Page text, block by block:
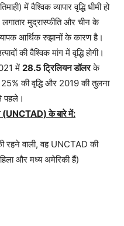
में वैश्विक व्यापार वृद्धि धीमी हो
मुद्रास्फीति और चीन के
आर्थिक रुझानों के कारण है।
की वैश्विक मांग में वृद्धि होगी।
में 28.5 ट्रिलियन डॉलरके
की वृद्धि और 2019 की तुलना
पहले।
(UNCTAD) के बारे में:
रहने वाली, वह UNCTAD की
और मध्य अमेरिकी हैं)